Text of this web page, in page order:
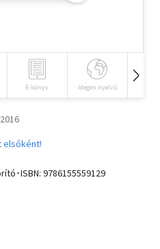
E-könyv Idegen nyelvű
elsőként!
･ISBN: 9786155559129